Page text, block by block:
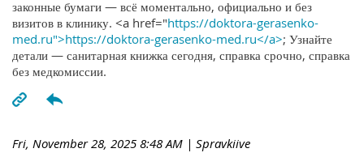
законные бумаги — всё моментально, официально и без
визитов в клинику. <a href="https://doktora-gerasenko-
med.ru">https://doktora-gerasenko-med.ru</a>; Узнайте
детали — санитарная книжка сегодня, справка срочно, справка
без медкомиссии.
Fri, November 28, 2025 8:48 AM | Spravkiive